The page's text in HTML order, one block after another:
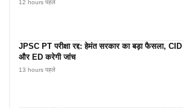
12 hours पहले
JPSC PT परीक्षा रद्द: हेमंत सरकार का बड़ा फैसला, CID
और ED करेगी जांच
13 hours पहले